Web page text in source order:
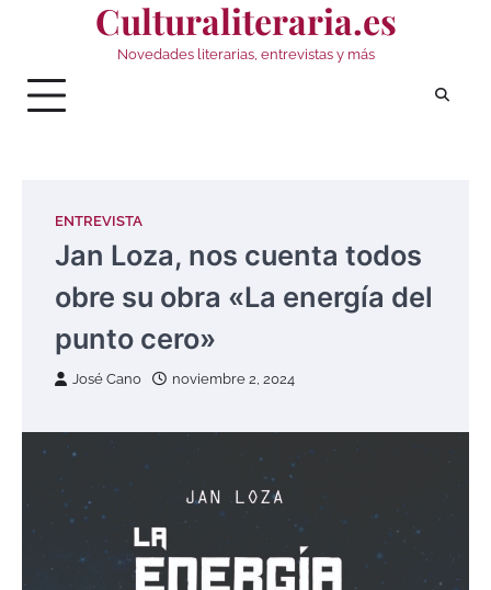
Culturaliteraria.es
Novedades literarias, entrevistas y más
ENTREVISTA
Jan Loza, nos cuenta todos
obre su obra «La energía del
punto cero»
José Cano noviembre 2, 2024